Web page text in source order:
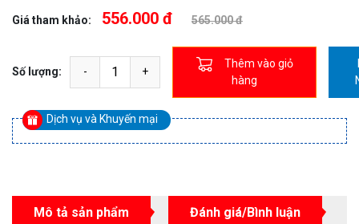
Giá tham khảo: 556.000 đ 565.000 đ
Số lượng:
Thêm vào giỏ
hàng
Dịch vụ và Khuyến mại
Mô tả sản phẩm Đánh giá/Bình luận